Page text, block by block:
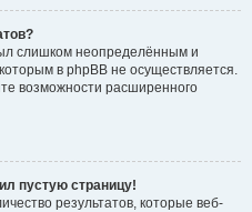
слишком неопределённым и
в phpBB не осуществляется.
возможности расширенного
пустую страницу!
результатов, которые веб-